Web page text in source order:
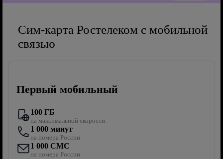
Сим-карта Ростелеком с мобильной
связью
Первый мобильный
100 ГБ
на максимальной скорости
1 000 минут
на номера России
1 000 СМС
на номера России